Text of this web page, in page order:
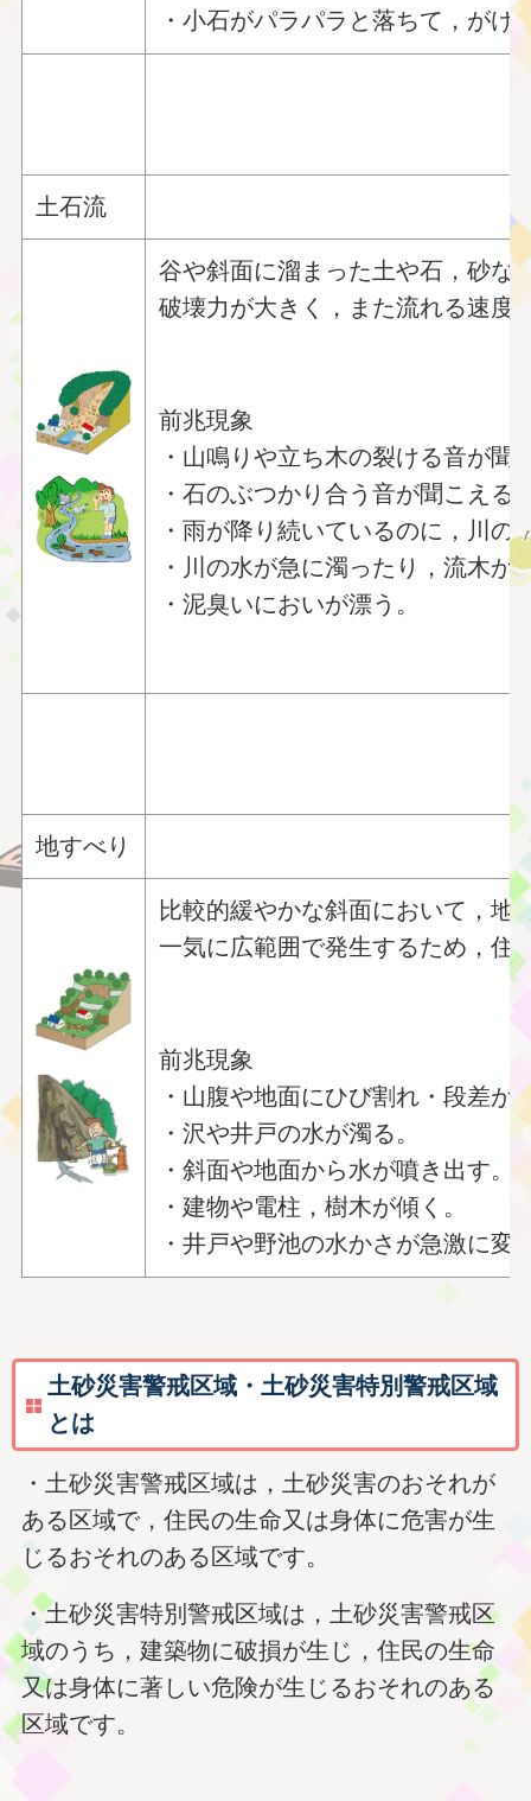
・小石がパラパラと落ちて，が
土石流
谷や斜面に溜まった土や石，砂な
破壊力が大きく，また流れる速度
前兆現象
・山鳴りや立ち木の裂ける音が聞
・石のぶつかり合う音が聞こえる
・雨が降り続いているのに，川の
・川の水が急に濁ったり，流木が
・泥臭いにおいが漂う。
地すべり
比較的緩やかな斜面において，地
一気に広範囲で発生するため，
前兆現象
・山腹や地面にひび割れ・段差が
・沢や井戸の水が濁る。
・斜面や地面から水が噴き出す。
・建物や電柱，樹木が傾く。
・井戸や野池の水かさが急激に変
土砂災害警戒区域・土砂災害特別警戒区域
とは
・土砂災害警戒区域は，土砂災害のおそれが
ある区域で，住民の生命又は身体に危害が生
じるおそれのある区域です。
・土砂災害特別警戒区域は，土砂災害警戒区
域のうち，建築物に破損が生じ，住民の生命
又は身体に著しい危険が生じるおそれのある
区域です。